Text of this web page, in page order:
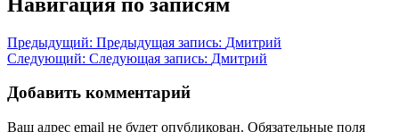
Предыдущий: Предыдущая запись: Дмитрий
Следующий: Следующая запись: Дмитрий
Добавить комментарий
Ваш адрес email не будет опубликован. Обязательные поля